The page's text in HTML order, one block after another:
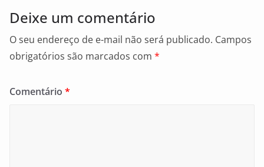
Deixe um comentário
O seu endereço de e-mail não será publicado. Campos
obrigatórios são marcados com *
Comentário *